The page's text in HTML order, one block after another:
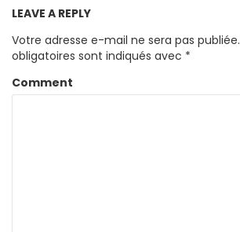
LEAVE A REPLY
Votre adresse e-mail ne sera pas publiée.
obligatoires sont indiqués avec *
Comment